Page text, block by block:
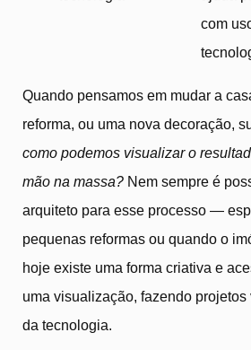
Quando pensamos em mudar a
reforma, ou uma nova decoração,
como podemos visualizar o
mão na massa? Nem sempre é
arquiteto para esse processo —
pequenas reformas ou quando o
hoje existe uma forma criativa e
uma visualização, fazendo
da tecnologia.